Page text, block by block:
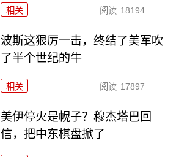
相关 阅读 18194
波斯这狠厉一击，终结了美军吹
了半个世纪的牛
相关 阅读 17897
美伊停火是幌子？穆杰塔巴回
信，把中东棋盘掀了